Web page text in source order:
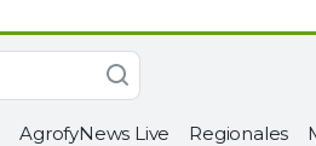
AgrofyNews Live Regionales